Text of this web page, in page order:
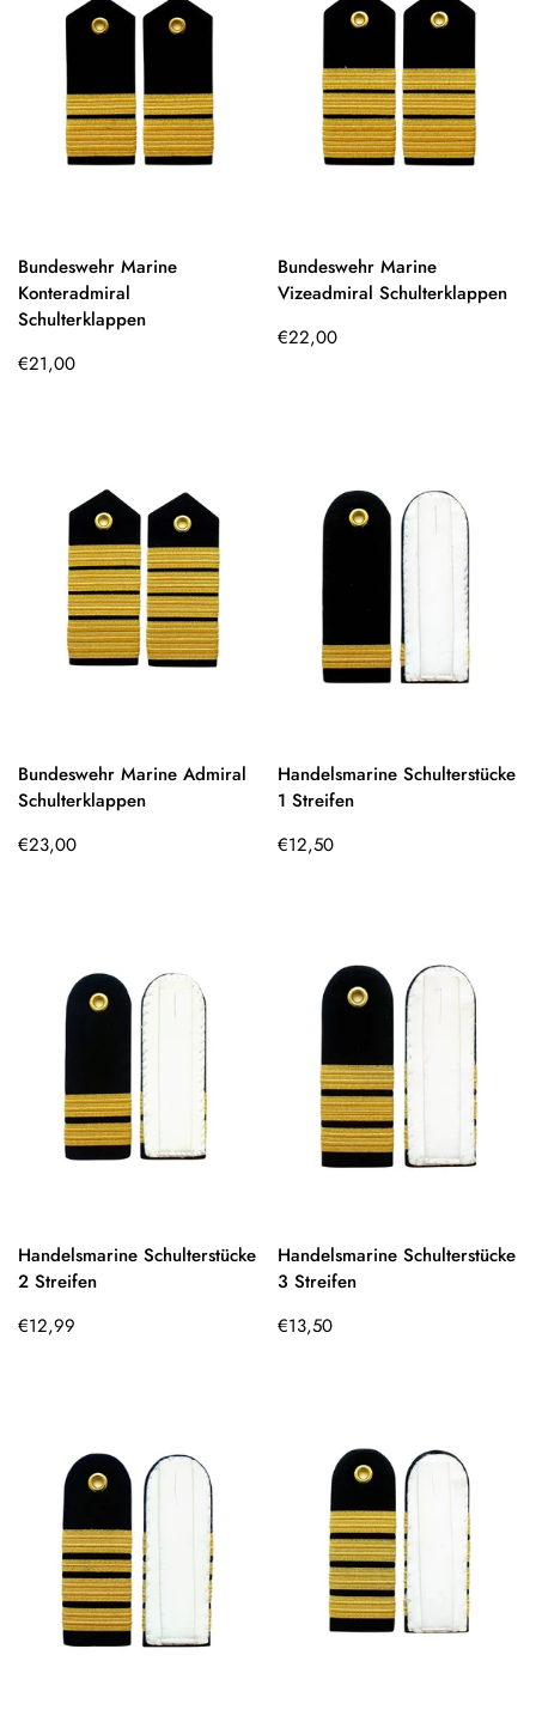
Bundeswehr Marine
Konteradmiral
Schulterklappen
Regulärer
€21,00
Bundeswehr Marine
Vizeadmiral Schulterklappen
Regulärer
€22,00
Bundeswehr Marine Admiral
Schulterklappen
Regulärer
€23,00
Handelsmarine Schulterstücke
1 Streifen
Regulärer
€12,50
Handelsmarine Schulterstücke
2 Streifen
Regulärer
€12,99
Handelsmarine Schulterstücke
3 Streifen
Regulärer
€13,50